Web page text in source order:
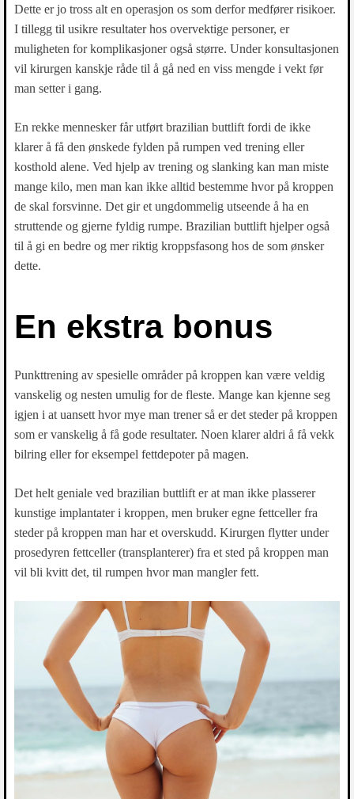
Dette er jo tross alt en operasjon os som derfor medfører risikoer.
I tillegg til usikre resultater hos overvektige personer, er
muligheten for komplikasjoner også større. Under konsultasjonen
vil kirurgen kanskje råde til å gå ned en viss mengde i vekt før
man setter i gang.
En rekke mennesker får utført brazilian buttlift fordi de ikke
klarer å få den ønskede fylden på rumpen ved trening eller
kosthold alene. Ved hjelp av trening og slanking kan man miste
mange kilo, men man kan ikke alltid bestemme hvor på kroppen
de skal forsvinne. Det gir et ungdommelig utseende å ha en
struttende og gjerne fyldig rumpe. Brazilian buttlift hjelper også
til å gi en bedre og mer riktig kroppsfasong hos de som ønsker
dette.
En ekstra bonus
Punkttrening av spesielle områder på kroppen kan være veldig
vanskelig og nesten umulig for de fleste. Mange kan kjenne seg
igjen i at uansett hvor mye man trener så er det steder på kroppen
som er vanskelig å få gode resultater. Noen klarer aldri å få vekk
bilring eller for eksempel fettdepoter på magen.
Det helt geniale ved brazilian buttlift er at man ikke plasserer
kunstige implantater i kroppen, men bruker egne fettceller fra
steder på kroppen man har et overskudd. Kirurgen flytter under
prosedyren fettceller (transplanterer) fra et sted på kroppen man
vil bli kvitt det, til rumpen hvor man mangler fett.